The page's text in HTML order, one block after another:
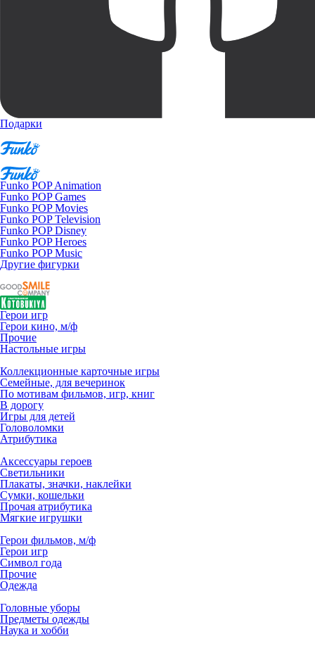
Подарки
Funko POP Animation
Funko POP Games
Funko POP Movies
Funko POP Television
Funko POP Disney
Funko POP Heroes
Funko POP Music
Другие фигурки
Герои игр
Герои кино, м/ф
Прочие
Настольные игры
Коллекционные карточные игры
Семейные, для вечеринок
По мотивам фильмов, игр, книг
В дорогу
Игры для детей
Головоломки
Атрибутика
Аксессуары героев
Светильники
Плакаты, значки, наклейки
Сумки, кошельки
Прочая атрибутика
Мягкие игрушки
Герои фильмов, м/ф
Герои игр
Символ года
Прочие
Одежда
Головные уборы
Предметы одежды
Наука и хобби